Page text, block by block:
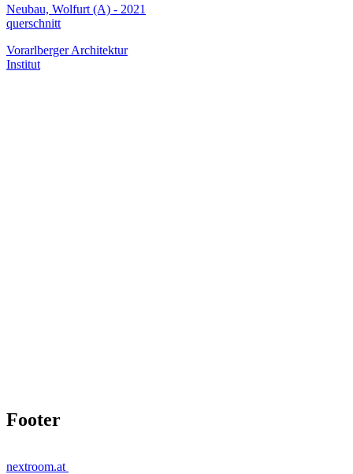
Neubau, Wolfurt (A) - 2021
querschnitt
Vorarlberger Architektur
Institut
Footer
nextroom.at